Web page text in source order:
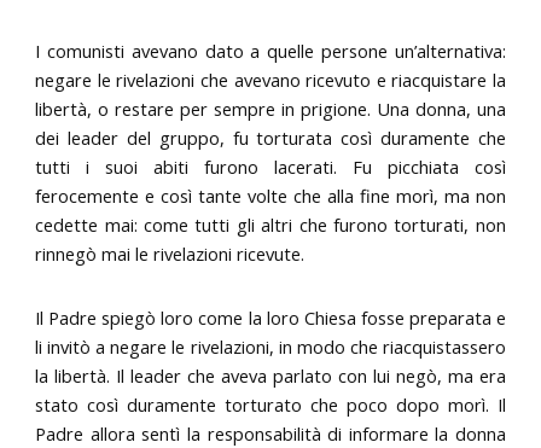
I comunisti avevano dato a quelle persone un’alternativa:
negare le rivelazioni che avevano ricevuto e riacquistare la
libertà, o restare per sempre in prigione. Una donna, una
dei leader del gruppo, fu torturata così duramente che
tutti i suoi abiti furono lacerati. Fu picchiata così
ferocemente e così tante volte che alla fine morì, ma non
cedette mai: come tutti gli altri che furono torturati, non
rinnegò mai le rivelazioni ricevute.
Il Padre spiegò loro come la loro Chiesa fosse preparata e
li invitò a negare le rivelazioni, in modo che riacquistassero
la libertà. Il leader che aveva parlato con lui negò, ma era
stato così duramente torturato che poco dopo morì. Il
Padre allora sentì la responsabilità di informare la donna